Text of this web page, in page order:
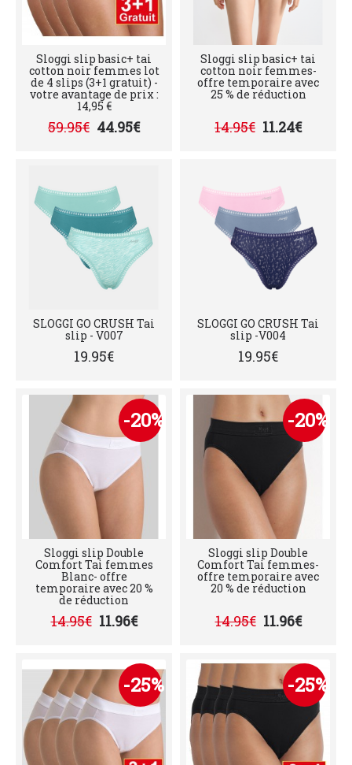
Sloggi slip basic+ tai
cotton noir femmes lot
de 4 slips (3+1 gratuit) -
votre avantage de prix :
14,95 €
59.95€ 44.95€
Sloggi slip basic+ tai
cotton noir femmes-
offre temporaire avec
25 % de réduction
14.95€ 11.24€
SLOGGI GO CRUSH Tai
slip - V007
19.95€
SLOGGI GO CRUSH Tai
slip -V004
19.95€
-20%
Sloggi slip Double
Comfort Tai femmes
Blanc- offre
temporaire avec 20 %
de réduction
14.95€ 11.96€
-20%
Sloggi slip Double
Comfort Tai femmes-
offre temporaire avec
20 % de réduction
14.95€ 11.96€
-25% -25%